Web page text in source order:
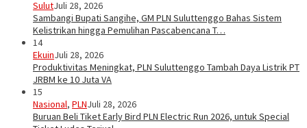
SulutJuli 28, 2026
Sambangi Bupati Sangihe, GM PLN Suluttenggo Bahas Sistem
Kelistrikan hingga Pemulihan Pascabencana T…
14
EkuinJuli 28, 2026
Produktivitas Meningkat, PLN Suluttenggo Tambah Daya Listrik PT
JRBM ke 10 Juta VA
15
Nasional, PLNJuli 28, 2026
Buruan Beli Tiket Early Bird PLN Electric Run 2026, untuk Special